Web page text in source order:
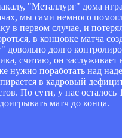
"Металлург" дома
мы сами немного
в первом случае, и
в концовке матча
довольно долго
считаю, он
нужно поработать над
в кадровый
По сути, у нас осталось
матч до конца.